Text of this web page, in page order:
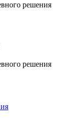
решения
решения